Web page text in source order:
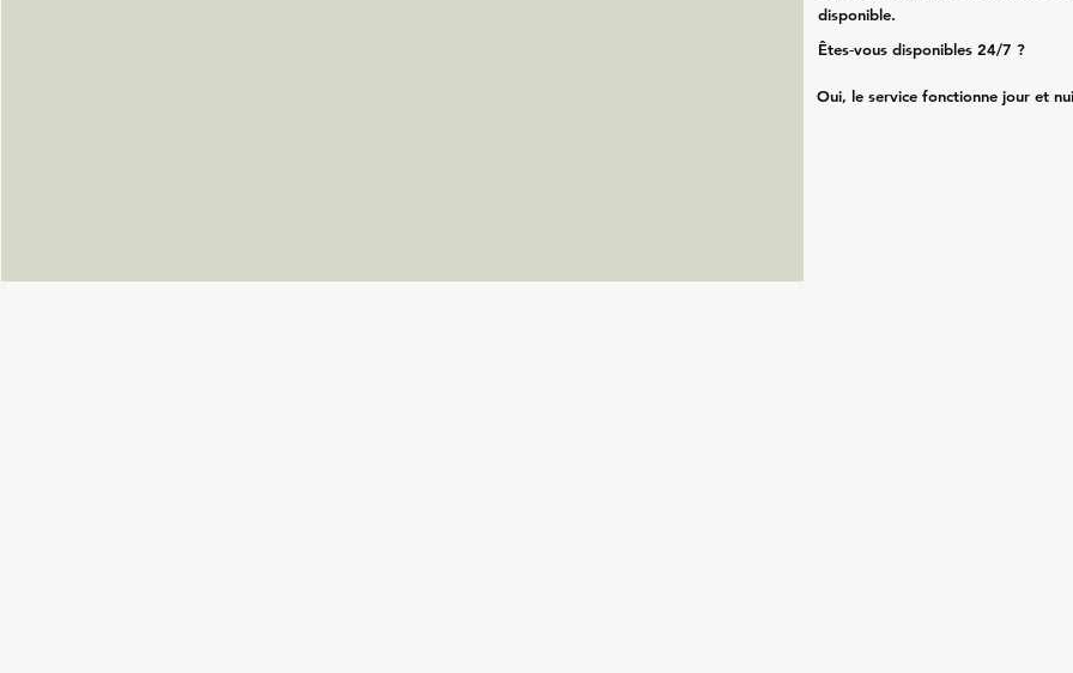
disponible.
Êtes‑vous disponibles 24/7 ?
Oui, le service fonctionne jour et